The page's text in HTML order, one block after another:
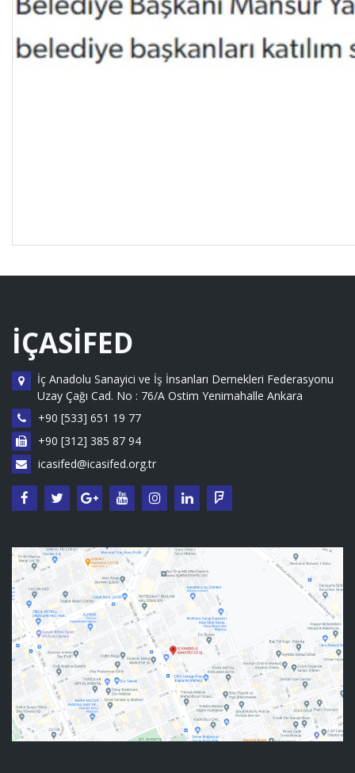
İÇASİFED
İç Anadolu Sanayici ve İş İnsanları Dernekleri Federasyonu
Uzay Çağı Cad. No : 76/A Ostim Yenimahalle Ankara
+90 [533] 651 19 77
+90 [312] 385 87 94
icasifed@icasifed.org.tr